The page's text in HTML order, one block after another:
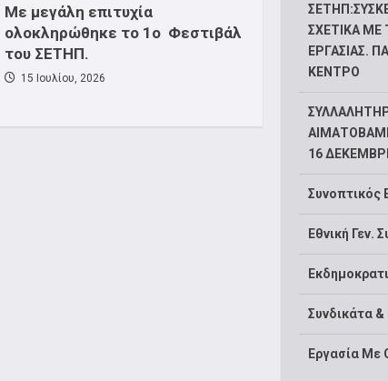
Με μεγάλη επιτυχία
ολοκληρώθηκε το 1ο Φεστιβάλ
του ΣΕΤΗΠ.
15 Ιουλίου, 2026
ΣΧΕΤΙΚΑ ΜΕ
ΕΡΓΑΣΙΑΣ.
ΚΕΝΤΡΟ
16
Συνοπτικός
Εθνική Γεν.
Συνδικάτα
Εργασία Με